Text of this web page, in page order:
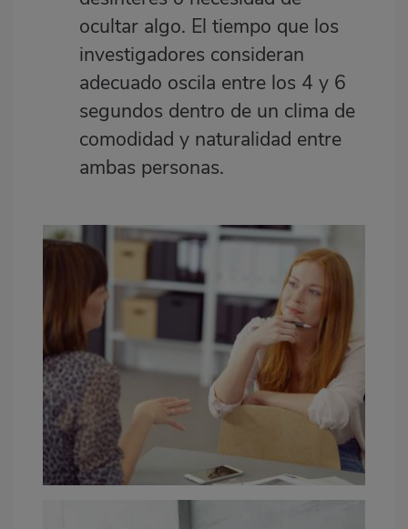
ocultar algo. El tiempo que los
investigadores consideran
adecuado oscila entre los 4 y 6
segundos dentro de un clima de
comodidad y naturalidad entre
ambas personas.